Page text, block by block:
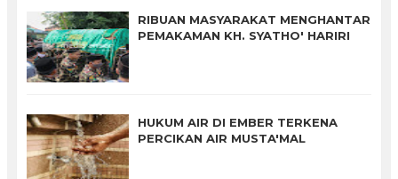
RIBUAN MASYARAKAT MENGHANTAR
PEMAKAMAN KH. SYATHO' HARIRI
HUKUM AIR DI EMBER TERKENA
PERCIKAN AIR MUSTA'MAL